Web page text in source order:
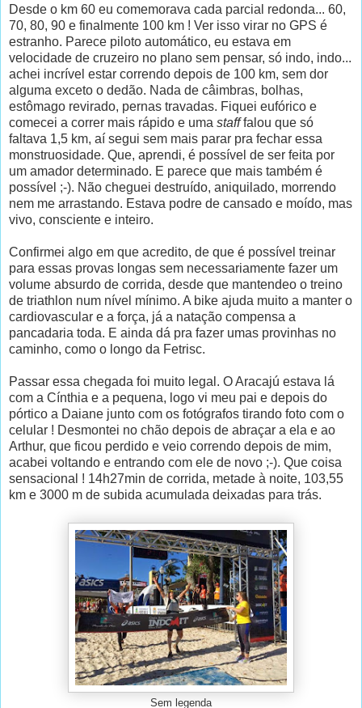
Desde o km 60 eu comemorava cada parcial redonda... 60,
70, 80, 90 e finalmente 100 km ! Ver isso virar no GPS é
estranho. Parece piloto automático, eu estava em
velocidade de cruzeiro no plano sem pensar, só indo, indo...
achei incrível estar correndo depois de 100 km, sem dor
alguma exceto o dedão. Nada de câimbras, bolhas,
estômago revirado, pernas travadas. Fiquei eufórico e
comecei a correr mais rápido e uma stafffalou que só
faltava 1,5 km, aí segui sem mais parar pra fechar essa
monstruosidade. Que, aprendi, é possível de ser feita por
um amador determinado. E parece que mais também é
possível ;-). Não cheguei destruído, aniquilado, morrendo
nem me arrastando. Estava podre de cansado e moído, mas
vivo, consciente e inteiro.
Confirmei algo em que acredito, de que é possível treinar
para essas provas longas sem necessariamente fazer um
volume absurdo de corrida, desde que mantendeo o treino
de triathlon num nível mínimo. A bike ajuda muito a manter o
cardiovascular e a força, já a natação compensa a
pancadaria toda. E ainda dá pra fazer umas provinhas no
caminho, como o longo da Fetrisc.
Passar essa chegada foi muito legal. O Aracajú estava lá
com a Cínthia e a pequena, logo vi meu pai e depois do
pórtico a Daiane junto com os fotógrafos tirando foto com o
celular ! Desmontei no chão depois de abraçar a ela e ao
Arthur, que ficou perdido e veio correndo depois de mim,
acabei voltando e entrando com ele de novo ;-). Que coisa
sensacional ! 14h27min de corrida, metade à noite, 103,55
km e 3000 m de subida acumulada deixadas para trás.
Sem legenda